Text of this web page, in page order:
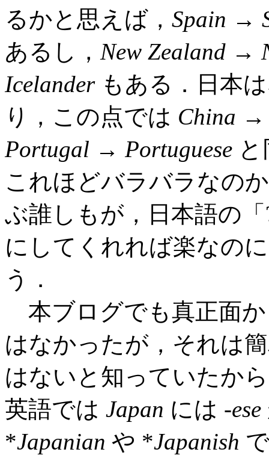
るかと思えば， Spain →
あるし， New Zealand →
Icelanderもある．日本
り，この点では China
Portugal → Portuguese
これほどバラバラなの
ぶ誰しもが，日本語の
にしてくれれば楽なの
う．
本ブログでも真正面
はなかったが，それは
はないと知っていたか
英語では Japan には -ese
*Japanian や *Japanish